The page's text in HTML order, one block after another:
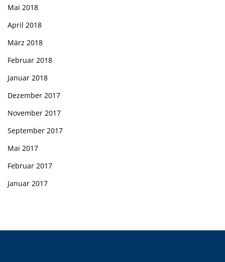
Mai 2018
April 2018
März 2018
Februar 2018
Januar 2018
Dezember 2017
November 2017
September 2017
Mai 2017
Februar 2017
Januar 2017